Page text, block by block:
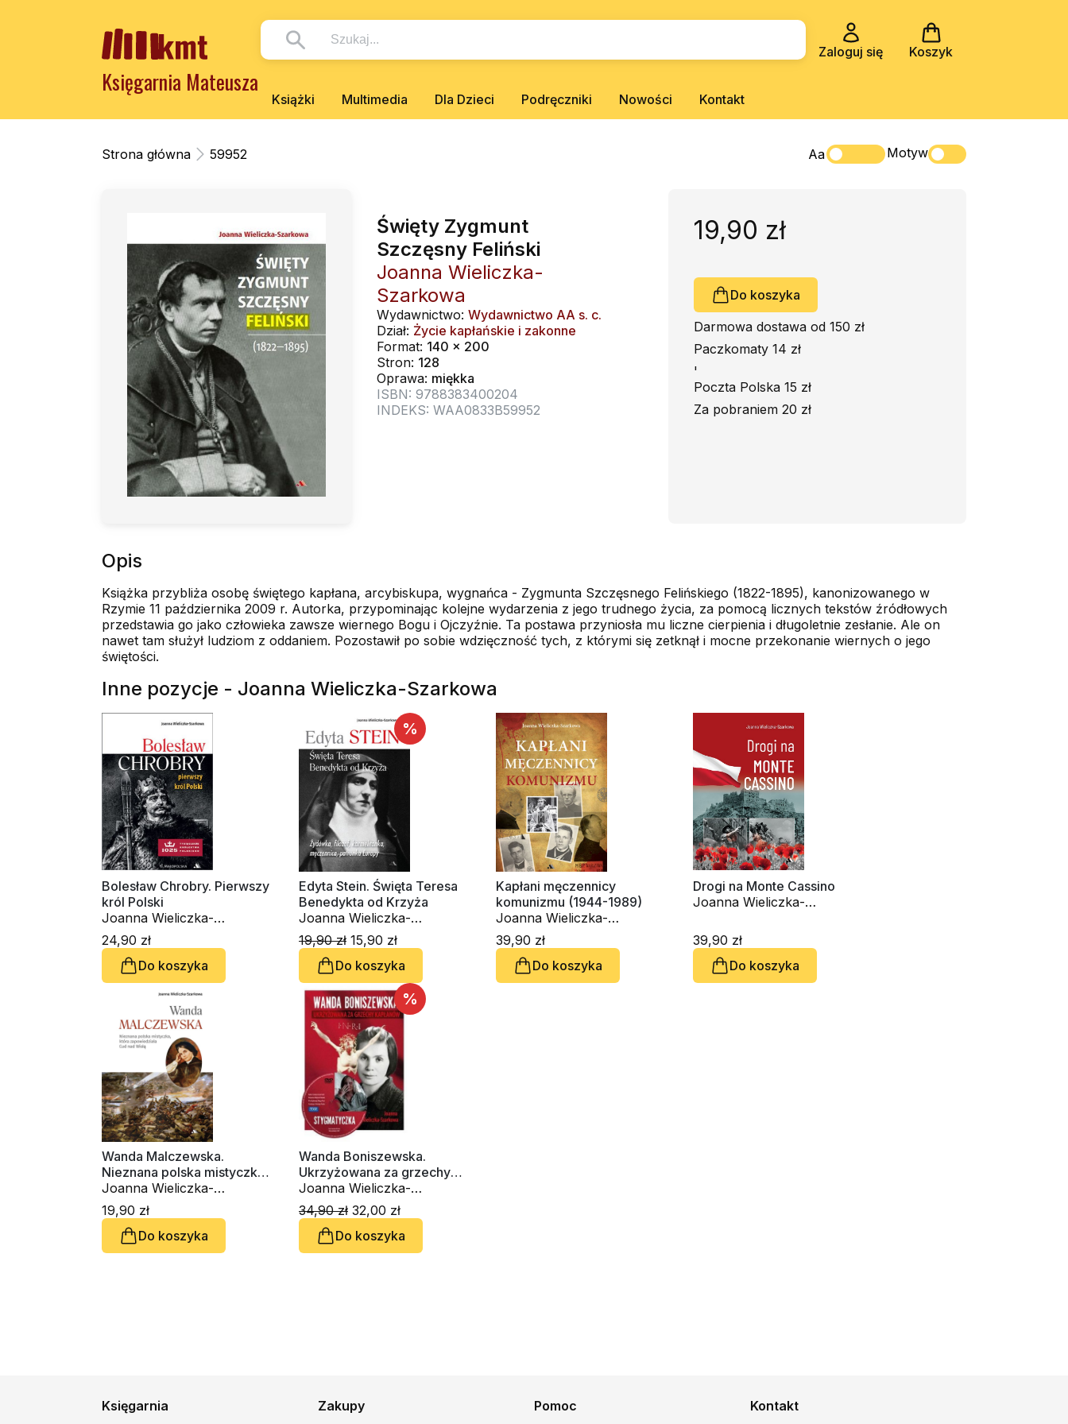
Zaloguj się Koszyk
Księgarnia Mateusza
Książki Multimedia Dla Dzieci Podręczniki Nowości Kontakt
Strona główna 59952 Aa Motyw
Święty Zygmunt
Szczęsny Feliński
Joanna Wieliczka-
Szarkowa
Wydawnictwo: Wydawnictwo AA s. c.
Dział: Życie kapłańskie i zakonne
Format: 140 x 200
Stron: 128
Oprawa: miękka
ISBN: 9788383400204
INDEKS: WAA0833B59952
19,90 zł
Do koszyka
Darmowa dostawa od 150 zł
Paczkomaty 14 zł
'
Poczta Polska 15 zł
Za pobraniem 20 zł
Opis
Książka przybliża osobę świętego kapłana, arcybiskupa, wygnańca - Zygmunta Szczęsnego Felińskiego (1822-1895), kanonizowanego w
Rzymie 11 października 2009 r. Autorka, przypominając kolejne wydarzenia z jego trudnego życia, za pomocą licznych tekstów źródłowych
przedstawia go jako człowieka zawsze wiernego Bogu i Ojczyźnie. Ta postawa przyniosła mu liczne cierpienia i długoletnie zesłanie. Ale on
nawet tam służył ludziom z oddaniem. Pozostawił po sobie wdzięczność tych, z którymi się zetknął i mocne przekonanie wiernych o jego
świętości.
Inne pozycje - Joanna Wieliczka-Szarkowa
Bolesław Chrobry. Pierwszy
król Polski
Joanna Wieliczka-
Szarkowa
24,90 zł
Do koszyka
%
Edyta Stein. Święta Teresa
Benedykta od Krzyża
Joanna Wieliczka-
Szarkowa
19,90 zł 15,90 zł
Do koszyka
Kapłani męczennicy
komunizmu (1944-1989)
Joanna Wieliczka-
Szarkowa
39,90 zł
Do koszyka
Drogi na Monte Cassino
Joanna Wieliczka-
39,90 zł
Do koszyka
Wanda Malczewska.
Nieznana polska mistyczka,
która zapowiedziała Cud
nad Wisłą
Joanna Wieliczka-
Szarkowa
19,90 zł
Do koszyka
%
Wanda Boniszewska.
Ukrzyżowana za grzechy
kapłanów
Joanna Wieliczka-
Szarkowa
34,90 zł 32,00 zł
Do koszyka
Księgarnia Zakupy Pomoc Kontakt